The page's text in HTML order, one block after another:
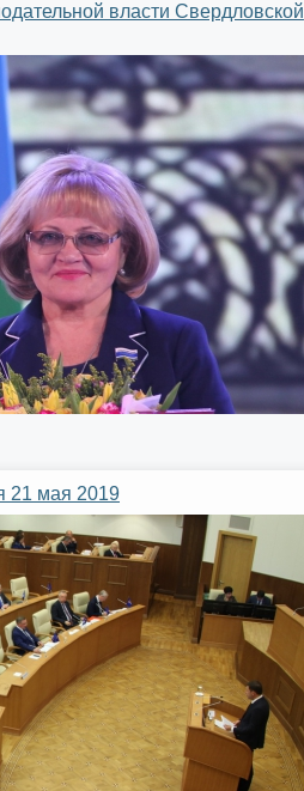
власти Свердловской
21 мая 2019